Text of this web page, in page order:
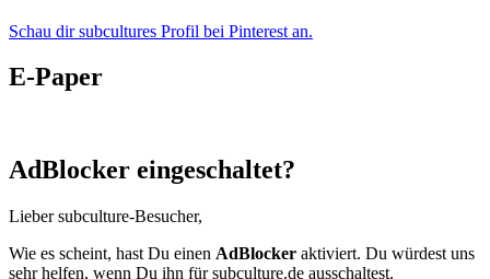
Schau dir subcultures Profil bei Pinterest an.
E-Paper
AdBlocker eingeschaltet?
Lieber subculture-Besucher,
Wie es scheint, hast Du einen AdBlocker aktiviert. Du würdest uns
sehr helfen, wenn Du ihn für subculture.de ausschaltest.